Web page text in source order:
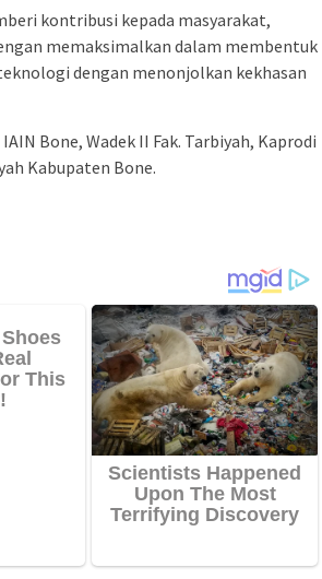
kontribusi kepada masyarakat,
memaksimalkan dalam membentuk
dengan menonjolkan kekhasan
Bone, Wadek II Fak. Tarbiyah, Kaprodi
Kabupaten Bone.